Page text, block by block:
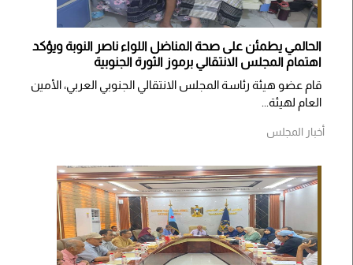
الحالمي يطمئن على صحة المناضل اللواء ناصر النوبة ويؤكد
اهتمام المجلس الانتقالي برموز الثورة الجنوبية
قام عضو هيئة رئاسة المجلس الانتقالي الجنوبي العربي، الأمين
العام لهيئة...
أخبار المجلس